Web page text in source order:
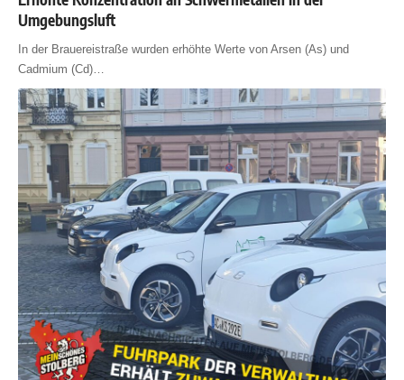
Umgebungsluft
In der Brauereistraße wurden erhöhte Werte von Arsen (As) und
Cadmium (Cd)